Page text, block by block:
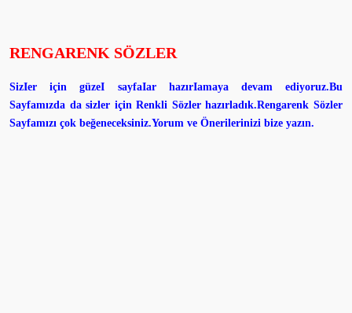
RENGARENK SÖZLER
SizIer için güzeI sayfaIar hazırIamaya devam ediyoruz.Bu
Sayfamızda da sizler için Renkli Sözler hazırladık.Rengarenk Sözler
Sayfamızı çok beğeneceksiniz.Yorum ve Önerilerinizi bize yazın.